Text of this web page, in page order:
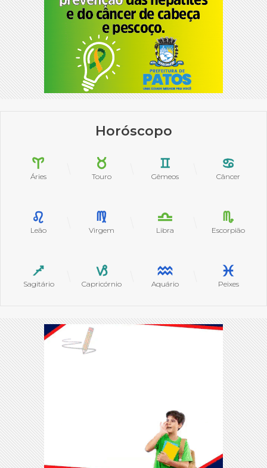
Horóscopo
Áries Touro Gêmeos Câncer
Leão Virgem Libra Escorpião
Sagitário Capricórnio Aquário Peixes